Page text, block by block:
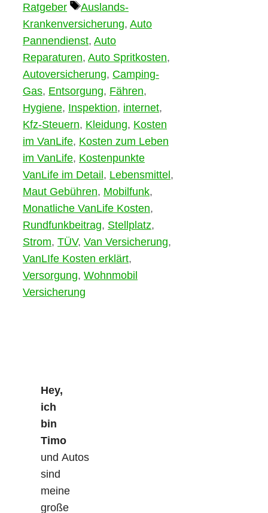
Ratgeber
Schlagwörter
Auslands-
Krankenversicherung, Auto
Pannendienst, Auto
Reparaturen, Auto Spritkosten,
Autoversicherung, Camping-
Gas, Entsorgung, Fähren,
Hygiene, Inspektion, internet,
Kfz-Steuern, Kleidung, Kosten
im VanLife, Kosten zum Leben
im VanLife, Kostenpunkte
VanLife im Detail , Lebensmittel ,
Maut Gebühren, Mobilfunk,
Monatliche VanLife Kosten,
Rundfunkbeitrag, Stellplatz,
Strom, TÜV, Van Versicherung,
VanLIfe Kosten erklärt,
Versorgung, Wohnmobil
Versicherung
Hey,
ich
bin
Timo
und Autos
sind
meine
große